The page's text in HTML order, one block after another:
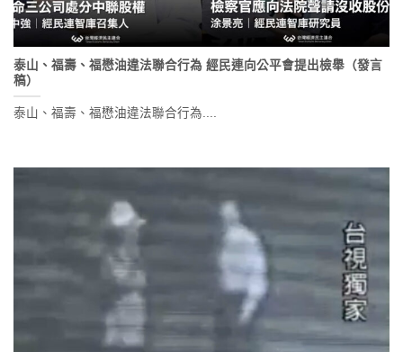
泰山、福壽、福懋油違法聯合行為 經民連向公平會提出檢舉（發言
稿）
泰山、福壽、福懋油違法聯合行為....